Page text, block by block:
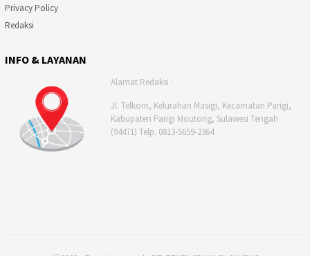
Privacy Policy
Redaksi
INFO & LAYANAN
Alamat Redaksi :
Jl. Telkom, Kelurahan Masigi, Kecamatan Parigi,
Kabupaten Parigi Moutong, Sulawesi Tengah
(94471) Telp. 0813-5659-2364